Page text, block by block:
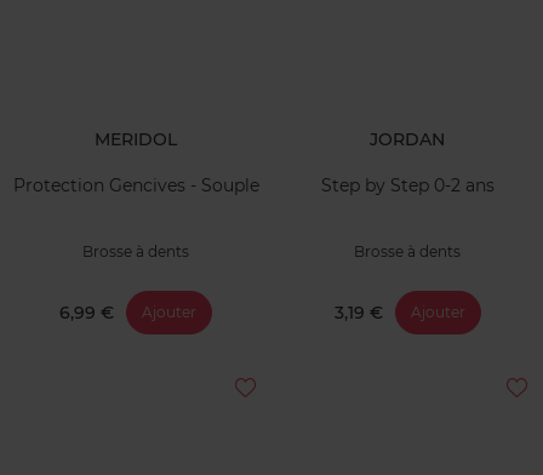
MERIDOL
Protection Gencives - Souple
Brosse à dents
6,99 € Ajouter
JORDAN
Step by Step 0-2 ans
Brosse à dents
3,19 € Ajouter